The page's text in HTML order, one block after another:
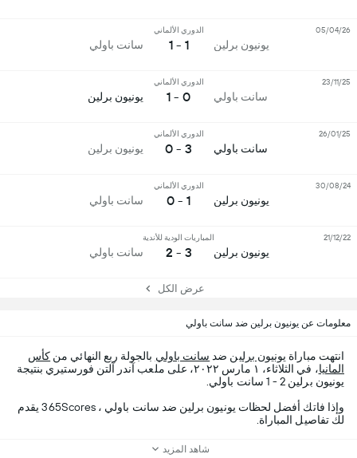
يونيون برلين
الدوري الألماني
1 - 1 سانت باولي
05/04/26
سانت باولي
الدوري الألماني
0 - 1 يونيون برلين
23/11/25
سانت باولي
الدوري الألماني
3 - 0 يونيون برلين
26/01/25
يونيون برلين
الدوري الألماني
1 - 0 سانت باولي
30/08/24
يونيون برلين
المباريات الودية للأندية
3 - 2 سانت باولي
21/12/22
عرض الكل
معلومات عن يونيون برلين ضد سانت باولي
انتهت مباراة يونيون برلين ضد سانت باولي بالجولة ربع النهائي من كأس
المانيا
، في الثلاثاء، ١ مارس ٢٠٢٢، على ملعب آندر آلتن فورستيري بنتيجة
يونيون برلين 2 - 1 سانت باولي.
وإذا فاتك أفضل لحظات يونيون برلين ضد سانت باولي ، 365Scores يقدم
لك تفاصيل المباراة.
شاهد المزيد